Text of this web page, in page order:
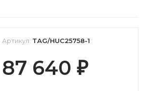
Артикул: TAG/HUC25758-1
87 640 ₽